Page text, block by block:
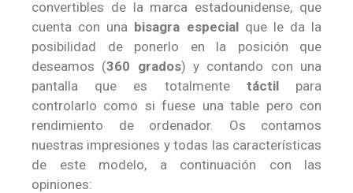
convertibles de la marca estadounidense, que
cuenta con una bisagra especialque le da la
posibilidad de ponerlo en la posición que
deseamos (360 grados) y contando con una
pantalla que es totalmente táctilpara
controlarlo como si fuese una table pero con
rendimiento de ordenador. Os contamos
nuestras impresiones y todas las características
de este modelo, a continuación con las
opiniones: